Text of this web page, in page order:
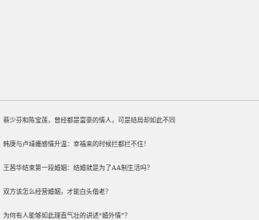
蔡少芬和陈宝莲，曾经都是富豪的情人，可是结局却如此不同
韩庚与卢靖姗感情升温：幸福来的时候拦都拦不住！
王茜华结束第一段婚姻：结婚就是为了AA制生活吗？
双方该怎么经营婚姻，才能白头偕老？
为何有人能够如此理直气壮的讲述“婚外情”？